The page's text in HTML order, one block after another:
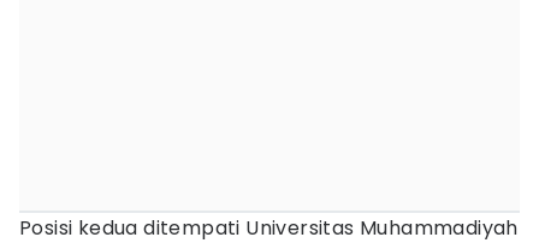
Posisi kedua ditempati Universitas Muhammadiyah